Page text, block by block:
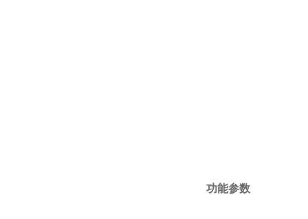
功能参数